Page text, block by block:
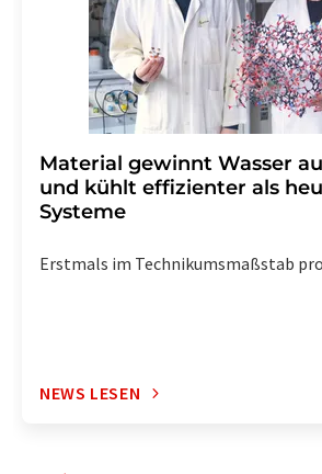
enthalten.
Material gewinnt Wasser
und kühlt effizienter als
Systeme
Erstmals im Technikumsmaßstab
NEWS LESEN